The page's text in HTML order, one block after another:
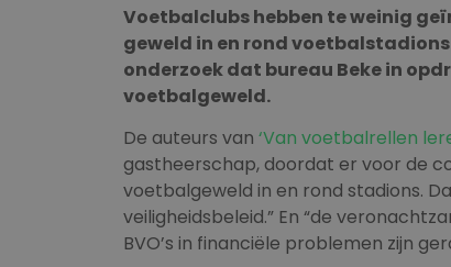
Voetbalclubshebben teweinig
geweld in en rond
onderzoek dat bureau Beke in
voetbalgeweld.
De auteurs van ‘Van voetbalrellen
gastheerschap, doordat er voor de
voetbalgeweld in en rond stadions.
veiligheidsbeleid.” En “de
BVO’s in financiële problemen zijn